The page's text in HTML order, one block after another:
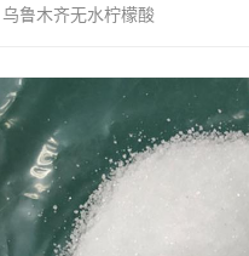
鲁木齐无水柠檬酸